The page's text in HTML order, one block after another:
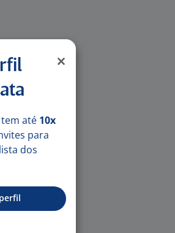
até 10x
para
dos